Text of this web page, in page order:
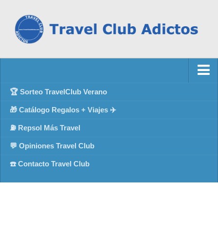
🏆 Sorteo TravelClub Verano
🎁 Catálogo Regalos + Viajes ✈️
⛽ Repsol Más Travel
💬 Opiniones Travel Club
☎️ Contacto Travel Club